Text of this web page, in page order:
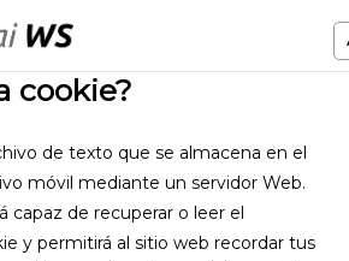
cookie?
de texto que se almacena en el
móvil mediante un servidor Web.
capaz de recuperar o leer el
y permitirá al sitio web recordar tus